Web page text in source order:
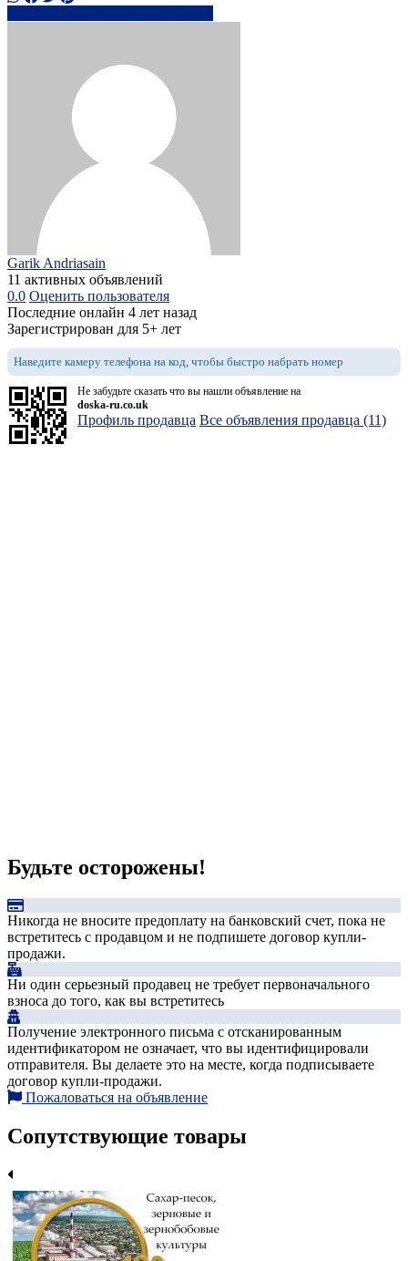
Garik Andriasain
11 активных объявлений
0.0 Оценить пользователя
Последние онлайн 4 лет назад
Зарегистрирован для 5+ лет
Наведите камеру телефона на код, чтобы быстро набрать номер
Не забудьте сказать что вы нашли объявление на
doska-ru.co.uk
Профиль продавца Все объявления продавца (11)
Будьте осторожены!
Никогда не вносите предоплату на банковский счет, пока не
встретитесь с продавцом и не подпишете договор купли-
продажи.
Ни один серьезный продавец не требует первоначального
взноса до того, как вы встретитесь
Получение электронного письма с отсканированным
идентификатором не означает, что вы идентифицировали
отправителя. Вы делаете это на месте, когда подписываете
договор купли-продажи.
Пожаловаться на объявление
Сопутствующие товары